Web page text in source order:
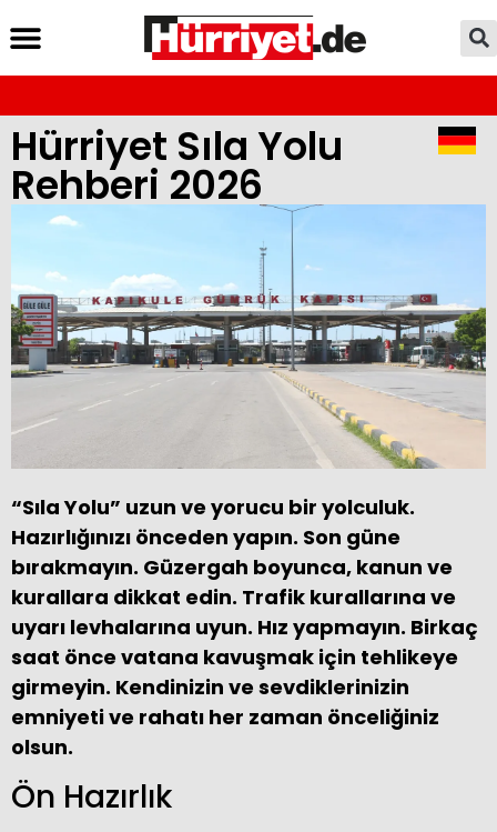
Hürriyet Sıla Yolu
Rehberi 2026
“Sıla Yolu” uzun ve yorucu bir yolculuk.
Hazırlığınızı önceden yapın. Son güne
bırakmayın. Güzergah boyunca, kanun ve
kurallara dikkat edin. Trafik kurallarına ve
uyarı levhalarına uyun. Hız yapmayın. Birkaç
saat önce vatana kavuşmak için tehlikeye
girmeyin. Kendinizin ve sevdiklerinizin
emniyeti ve rahatı her zaman önceliğiniz
olsun.
Ön Hazırlık